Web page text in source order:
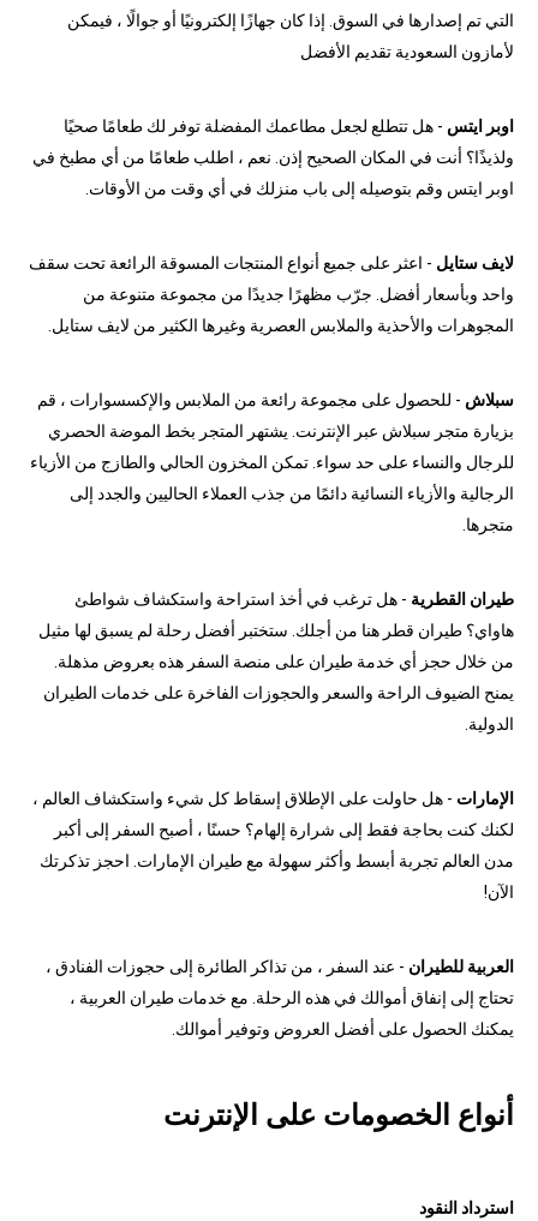
التي تم إصدارها في السوق. إذا كان جهازًا إلكترونيًا أو جوالًا ، فيمكن
لأمازون السعودية تقديم الأفضل
اوبر ايتس - هل تتطلع لجعل مطاعمك المفضلة توفر لك طعامًا صحيًا
ولذيذًا؟ أنت في المكان الصحيح إذن. نعم ، اطلب طعامًا من أي مطبخ في
اوبر ايتس وقم بتوصيله إلى باب منزلك في أي وقت من الأوقات.
لايف ستايل - اعثر على جميع أنواع المنتجات المسوقة الرائعة تحت سقف
واحد وبأسعار أفضل. جرّب مظهرًا جديدًا من مجموعة متنوعة من
المجوهرات والأحذية والملابس العصرية وغيرها الكثير من لايف ستايل.
سبلاش - للحصول على مجموعة رائعة من الملابس والإكسسوارات ، قم
بزيارة متجر سبلاش عبر الإنترنت. يشتهر المتجر بخط الموضة الحصري
للرجال والنساء على حد سواء. تمكن المخزون الحالي والطازج من الأزياء
الرجالية والأزياء النسائية دائمًا من جذب العملاء الحاليين والجدد إلى
متجرها.
طيران القطرية - هل ترغب في أخذ استراحة واستكشاف شواطئ
هاواي؟ طيران قطر هنا من أجلك. ستختبر أفضل رحلة لم يسبق لها مثيل
من خلال حجز أي خدمة طيران على منصة السفر هذه بعروض مذهلة.
يمنح الضيوف الراحة والسعر والحجوزات الفاخرة على خدمات الطيران
الدولية.
الإمارات - هل حاولت على الإطلاق إسقاط كل شيء واستكشاف العالم ،
لكنك كنت بحاجة فقط إلى شرارة إلهام؟ حسنًا ، أصبح السفر إلى أكبر
مدن العالم تجربة أبسط وأكثر سهولة مع طيران الإمارات. احجز تذكرتك
الآن!
العربية للطيران - عند السفر ، من تذاكر الطائرة إلى حجوزات الفنادق ،
تحتاج إلى إنفاق أموالك في هذه الرحلة. مع خدمات طيران العربية ،
يمكنك الحصول على أفضل العروض وتوفير أموالك.
أنواع الخصومات على الإنترنت
استرداد النقود